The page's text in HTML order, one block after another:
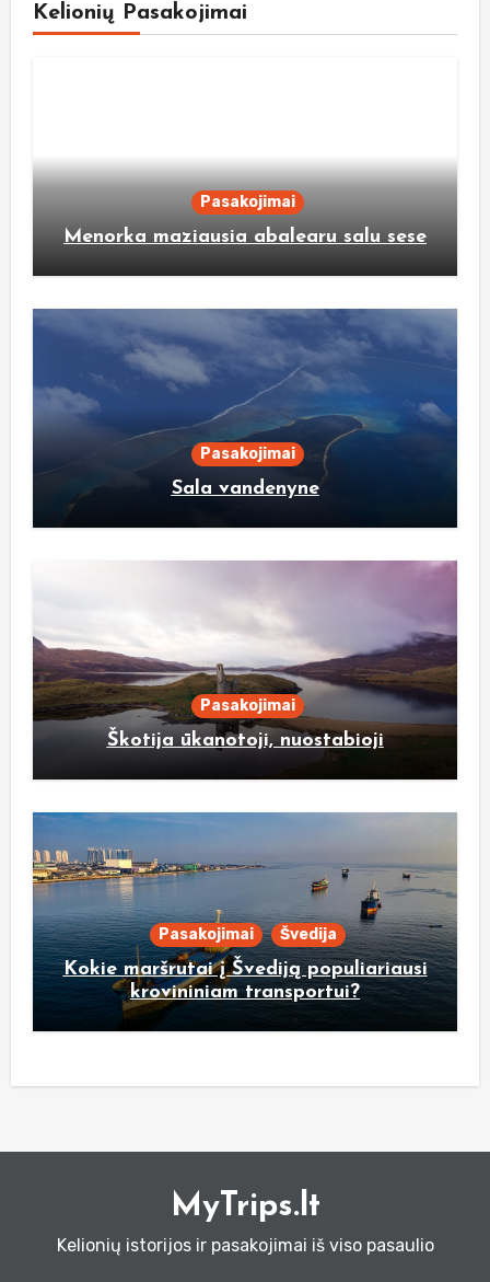
Kelionių Pasakojimai
Pasakojimai
Menorka maziausia abalearu salu sese
Pasakojimai
Sala vandenyne
Pasakojimai
Škotija ūkanotoji, nuostabioji
Pasakojimai Švedija
Kokie maršrutai į Švediją populiariausi
krovininiam transportui?
MyTrips.lt
Kelionių istorijos ir pasakojimai iš viso pasaulio